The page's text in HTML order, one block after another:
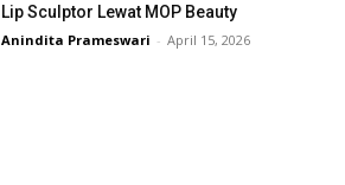
Lip Sculptor Lewat MOP Beauty
Anindita Prameswari - April 15, 2026